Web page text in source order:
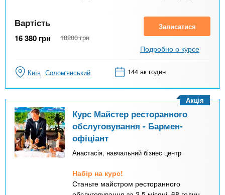
Вартість
16 380 грн 18200 грн
Записатися
Подробно о курсе
Київ Солом'янський 144 ак годин
Курс Майстер ресторанного
обслуговування - Бармен-
офіціант
Анастасія, навчальний бізнес центр
Набір на курс!
Станьте майстром ресторанного
Акція